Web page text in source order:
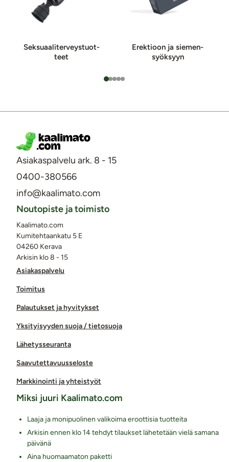
Sek­suaa­li­ter­veys­tuot­
teet
Erektioon ja sie­men­
syök­syyn
Asiakaspalvelu ark. 8 - 15
0400-380566
info@kaalimato.com
Asiakaspalvelu
Toimitus
Palautukset ja hyvitykset
Yksityisyyden suoja / tietosuoja
Lähetysseuranta
Saavutettavuusseloste
Markkinointi ja yhteistyöt
Noutopiste ja toimisto
Kaalimato.com
Kumitehtaankatu 5 E
04260 Kerava
Arkisin klo 8 - 15
Miksi juuri Kaalimato.com
Laaja ja monipuolinen valikoima eroottisia tuotteita
Arkisin ennen klo 14 tehdyt tilaukset lähetetään vielä samana
päivänä
Aina huomaamaton paketti